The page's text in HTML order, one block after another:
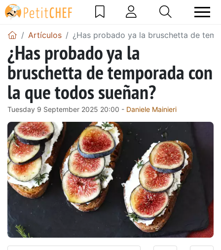
Artículos ¿Has probado ya la bruschetta de
¿Has probado ya la
bruschetta de temporada con
la que todos sueñan?
Tuesday 9 September 2025 20:00 - Daniele Mainieri